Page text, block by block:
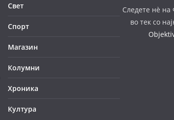
Свет
Спорт
Магазин
Колумни
Хроника
Култура
Следете нè на
во тек со